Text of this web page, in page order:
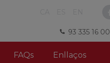
93 335 16 00
FAQs Enllaços